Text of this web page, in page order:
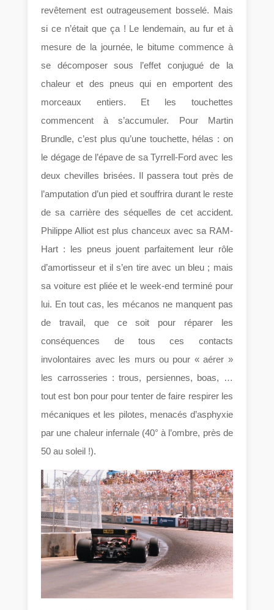
revêtement est outrageusement bosselé. Mais
si ce n’était que ça ! Le lendemain, au fur et à
mesure de la journée, le bitume commence à
se décomposer sous l’effet conjugué de la
chaleur et des pneus qui en emportent des
morceaux entiers. Et les touchettes
commencent à s’accumuler. Pour Martin
Brundle, c’est plus qu’une touchette, hélas : on
le dégage de l’épave de sa Tyrrell-Ford avec les
deux chevilles brisées. Il passera tout près de
l’amputation d’un pied et souffrira durant le reste
de sa carrière des séquelles de cet accident.
Philippe Alliot est plus chanceux avec sa RAM-
Hart : les pneus jouent parfaitement leur rôle
d’amortisseur et il s’en tire avec un bleu ; mais
sa voiture est pliée et le week-end terminé pour
lui. En tout cas, les mécanos ne manquent pas
de travail, que ce soit pour réparer les
conséquences de tous ces contacts
involontaires avec les murs ou pour « aérer »
les carrosseries : trous, persiennes, boas, …
tout est bon pour pour tenter de faire respirer les
mécaniques et les pilotes, menacés d’asphyxie
par une chaleur infernale (40° à l’ombre, près de
50 au soleil !).